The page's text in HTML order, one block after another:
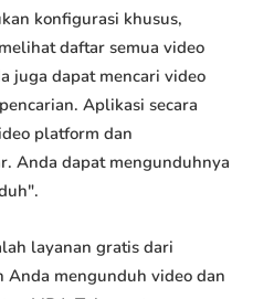
konfigurasi khusus,
daftar semua video
juga dapat mencari video
Aplikasi secara
platform dan
Anda dapat mengunduhnya
layanan gratis dari
mengunduh video dan